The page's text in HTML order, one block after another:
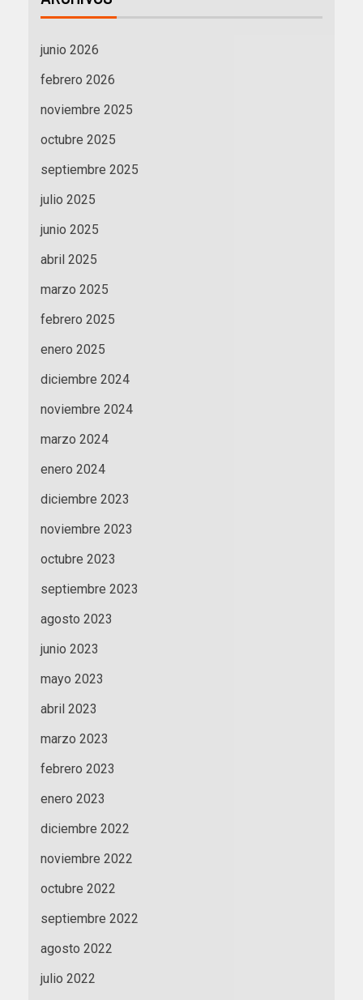
junio 2026
febrero 2026
noviembre 2025
octubre 2025
septiembre 2025
julio 2025
junio 2025
abril 2025
marzo 2025
febrero 2025
enero 2025
diciembre 2024
noviembre 2024
marzo 2024
enero 2024
diciembre 2023
noviembre 2023
octubre 2023
septiembre 2023
agosto 2023
junio 2023
mayo 2023
abril 2023
marzo 2023
febrero 2023
enero 2023
diciembre 2022
noviembre 2022
octubre 2022
septiembre 2022
agosto 2022
julio 2022